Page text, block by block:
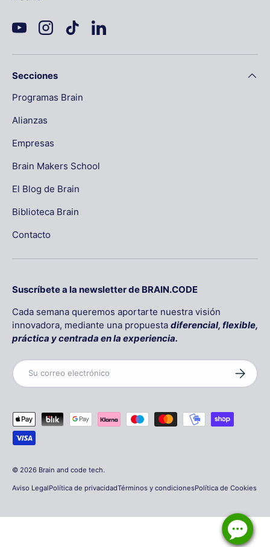
YouTubeInstagramTikTokLinkedIn
Secciones
Programas Brain
Alianzas
Empresas
Brain Makers School
El Blog de Brain
Biblioteca Brain
Contacto
Suscríbete a la newsletter de BRAIN.CODE
Cada semana queremos aportarte nuestra visión
innovadora, mediante una propuesta diferencial, flexible,
práctica y centrada en la experiencia.
Correo electrónico
Formas de pago aceptadas
© 2026 Brain and code tech.
Aviso LegalPolítica de privacidadTérminos y condicionesPolítica de Cookies